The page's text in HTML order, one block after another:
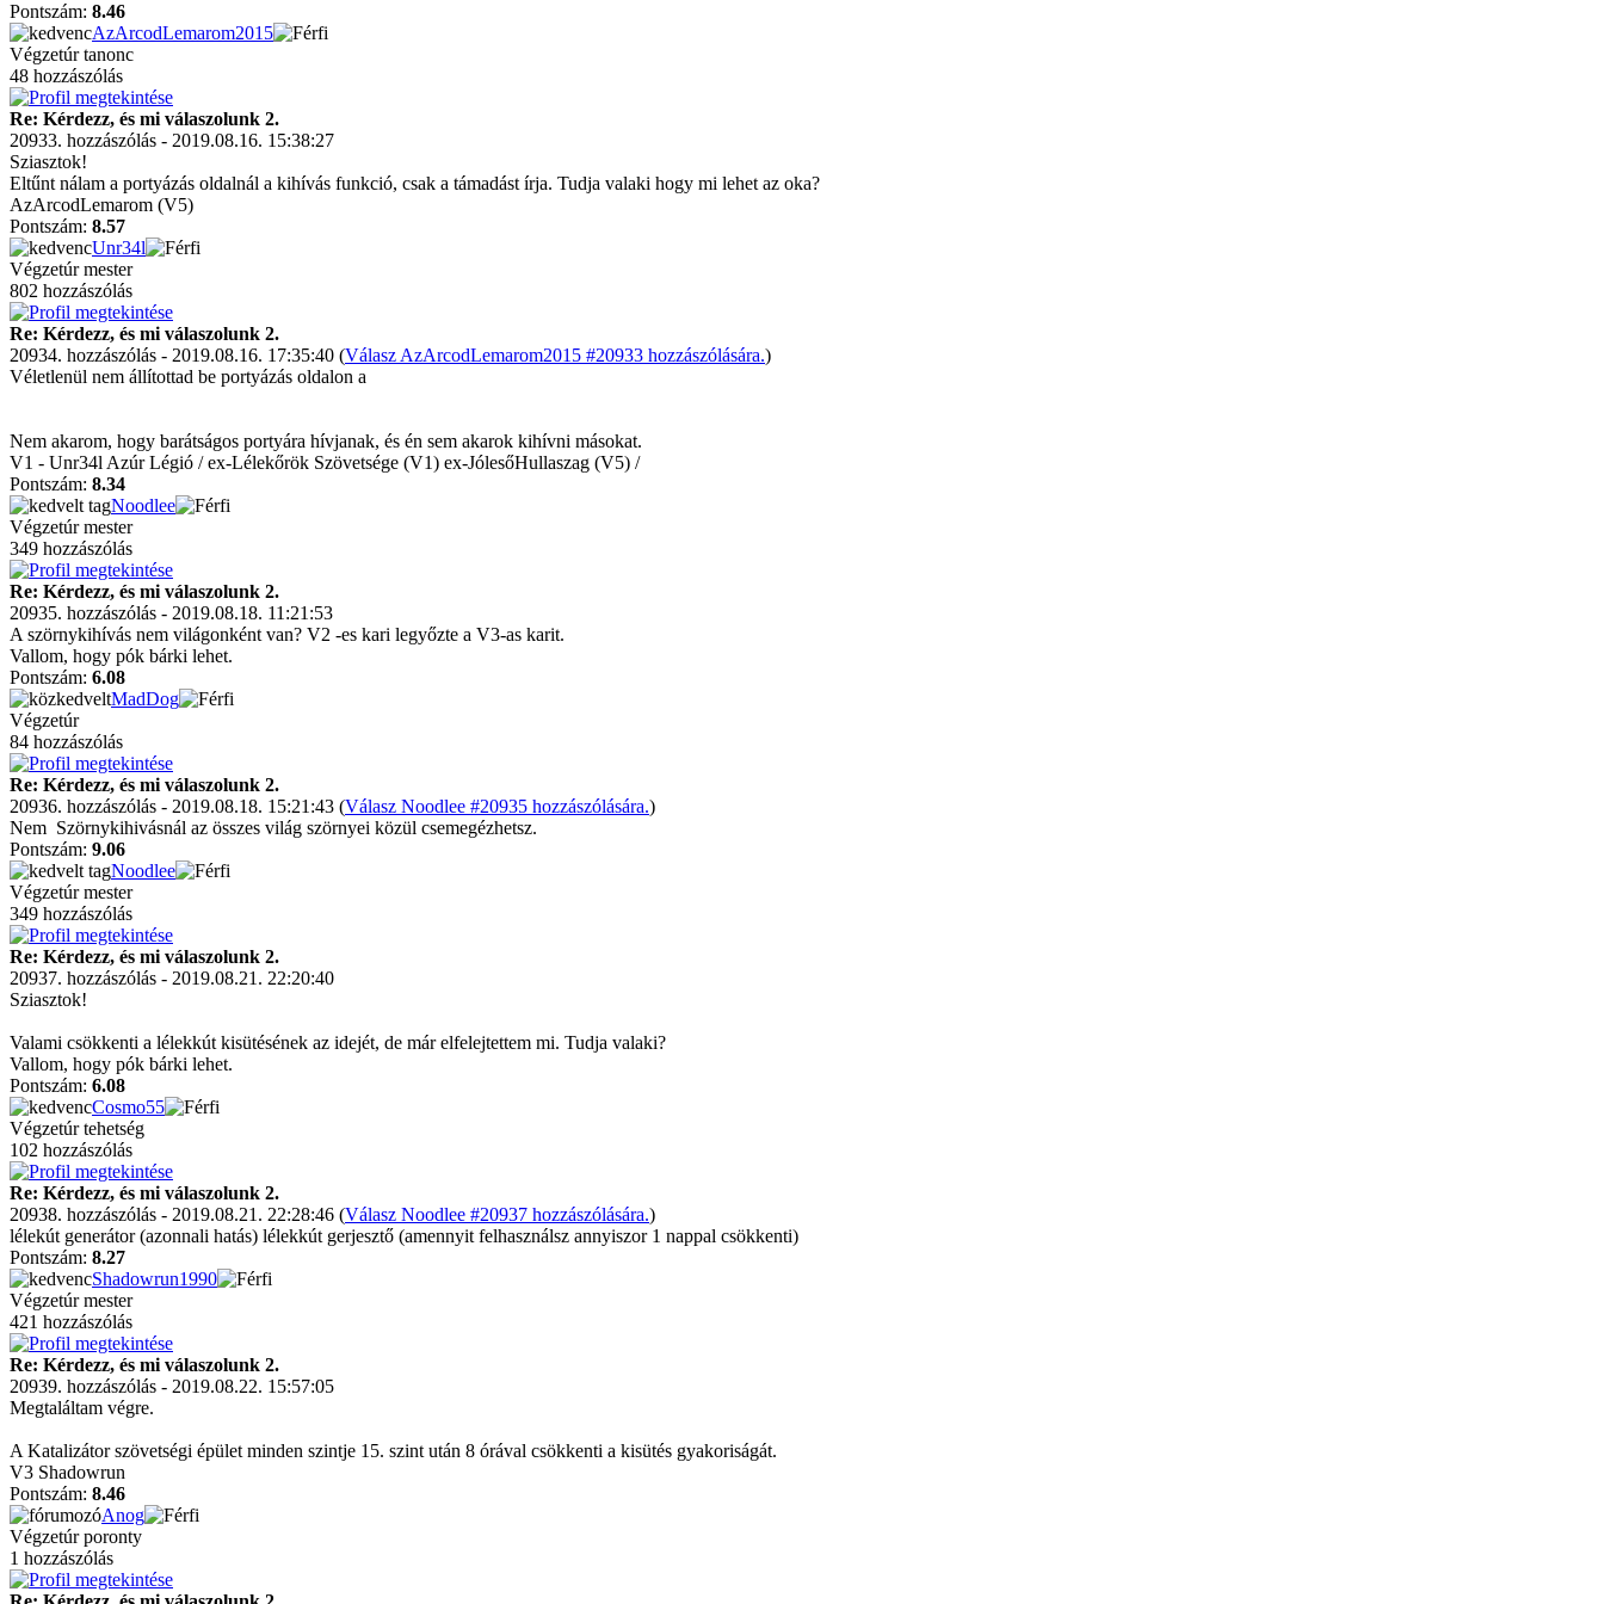
Pontszám: 8.46
AzArcodLemarom2015
Végzetúr tanonc
48 hozzászólás
Re: Kérdezz, és mi válaszolunk 2.
20933. hozzászólás - 2019.08.16. 15:38:27
Sziasztok!
Eltűnt nálam a portyázás oldalnál a kihívás funkció, csak a támadást írja. Tudja valaki hogy mi lehet az oka?
AzArcodLemarom (V5)
Pontszám: 8.57
Unr34l
Végzetúr mester
802 hozzászólás
Re: Kérdezz, és mi válaszolunk 2.
20934. hozzászólás - 2019.08.16. 17:35:40 (Válasz AzArcodLemarom2015 #20933 hozzászólására.)
Véletlenül nem állítottad be portyázás oldalon a
Nem akarom, hogy barátságos portyára hívjanak, és én sem akarok kihívni másokat.
V1 - Unr34l Azúr Légió / ex-Lélekőrök Szövetsége (V1) ex-JólesőHullaszag (V5) /
Pontszám: 8.34
Noodlee
Végzetúr mester
349 hozzászólás
Re: Kérdezz, és mi válaszolunk 2.
20935. hozzászólás - 2019.08.18. 11:21:53
A szörnykihívás nem világonként van? V2 -es kari legyőzte a V3-as karit.
Vallom, hogy pók bárki lehet.
Pontszám: 6.08
MadDog
Végzetúr
84 hozzászólás
Re: Kérdezz, és mi válaszolunk 2.
20936. hozzászólás - 2019.08.18. 15:21:43 (Válasz Noodlee #20935 hozzászólására.)
Nem Szörnykihivásnál az összes világ szörnyei közül csemegézhetsz.
Pontszám: 9.06
Noodlee
Végzetúr mester
349 hozzászólás
Re: Kérdezz, és mi válaszolunk 2.
20937. hozzászólás - 2019.08.21. 22:20:40
Sziasztok!
Valami csökkenti a lélekkút kisütésének az idejét, de már elfelejtettem mi. Tudja valaki?
Vallom, hogy pók bárki lehet.
Pontszám: 6.08
Cosmo55
Végzetúr tehetség
102 hozzászólás
Re: Kérdezz, és mi válaszolunk 2.
20938. hozzászólás - 2019.08.21. 22:28:46 (Válasz Noodlee #20937 hozzászólására.)
lélekút generátor (azonnali hatás) lélekkút gerjesztő (amennyit felhasználsz annyiszor 1 nappal csökkenti)
Pontszám: 8.27
Shadowrun1990
Végzetúr mester
421 hozzászólás
Re: Kérdezz, és mi válaszolunk 2.
20939. hozzászólás - 2019.08.22. 15:57:05
Megtaláltam végre.
A Katalizátor szövetségi épület minden szintje 15. szint után 8 órával csökkenti a kisütés gyakoriságát.
V3 Shadowrun
Pontszám: 8.46
Anog
Végzetúr poronty
1 hozzászólás